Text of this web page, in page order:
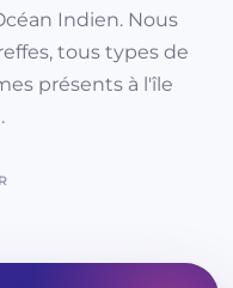
Indien. Nous
tous types de
présents à l'île